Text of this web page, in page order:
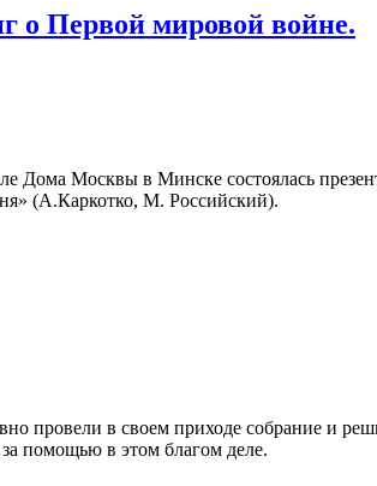
о Первой мировой войне.
Дома Москвы в Минске состоялась
(А.Каркотко, М. Российский).
провели в своем приходе собрание и
помощью в этом благом деле.